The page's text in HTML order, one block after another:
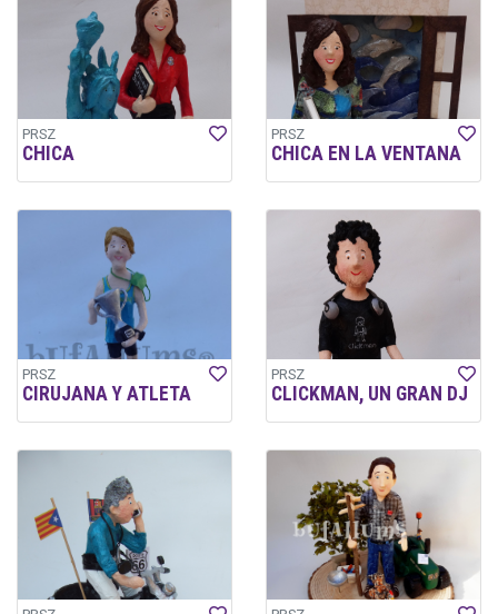
PRSZ
CHICA
PRSZ
CHICA EN LA VENTANA
PRSZ
CIRUJANA Y ATLETA
PRSZ
CLICKMAN, UN GRAN DJ